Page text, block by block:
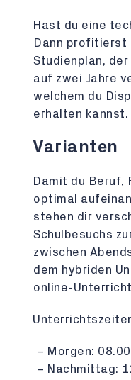
Hast du eine
Dann profitierst
Studienplan,
auf zwei Jahre
welchem du
erhalten kannst.
Varianten
Damit du Beruf,
optimal
stehen dir
Schulbesuchs
zwischen
dem hybriden
online-
Morgen:
Nachmittag: